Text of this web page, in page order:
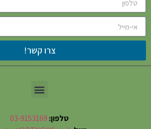
צרו קשר!
טלפון: 03-9153169